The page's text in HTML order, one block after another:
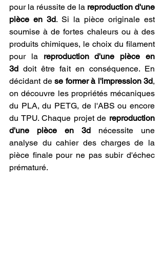
pour la réussite de la reproduction d'une
pièce en 3d. Si la pièce originale est
soumise à de fortes chaleurs ou à des
produits chimiques, le choix du filament
pour la reproduction d'une pièce en
3d doit être fait en conséquence. En
décidant de se former à l'impression 3d,
on découvre les propriétés mécaniques
du PLA, du PETG, de l'ABS ou encore
du TPU. Chaque projet de reproduction
d'une pièce en 3d nécessite une
analyse du cahier des charges de la
pièce finale pour ne pas subir d'échec
prématuré.